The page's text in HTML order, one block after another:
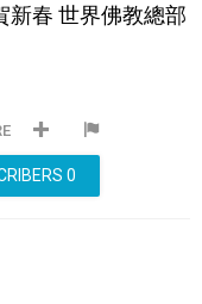
新春 世界佛教總部
0